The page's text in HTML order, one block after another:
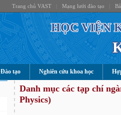
Trang chủ VAST Mạng lưới đào tạo
HỌC VIỆN
Đào tạo Nghiên cứu khoa học
Danh mục các tạp chí
Physics)